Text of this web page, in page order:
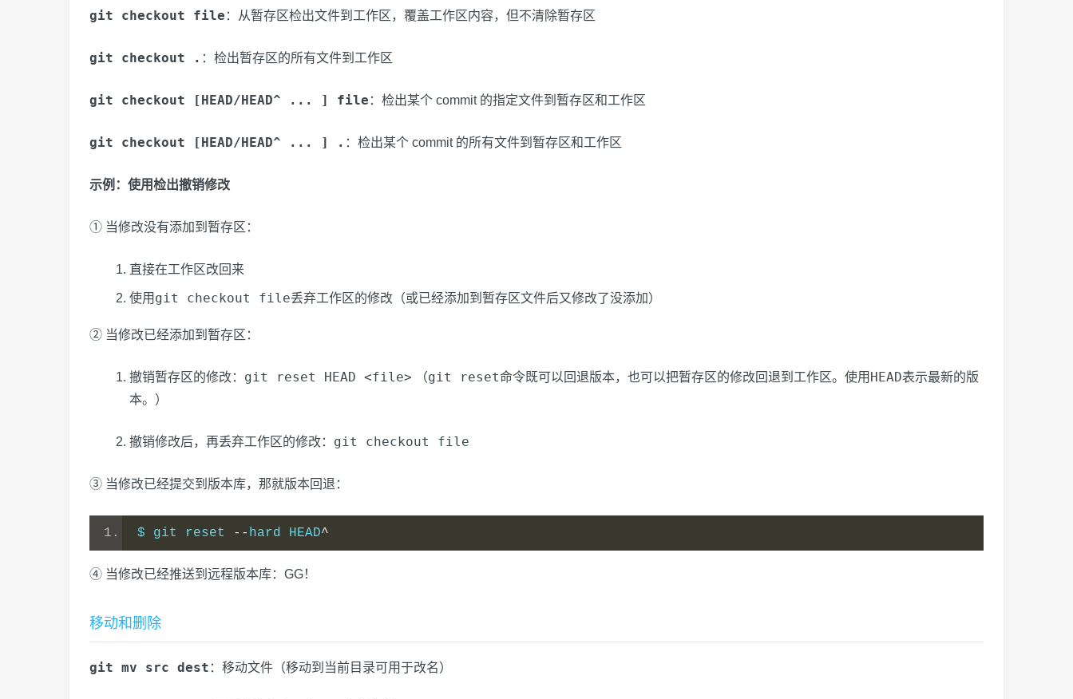
git checkout file ：从暂存区检出文件到工作区，覆盖工作区内容，但不清除暂存区
git checkout . ：检出暂存区的所有文件到工作区
git checkout [HEAD/HEAD^ ... ] file ：检出某个 commit 的指定文件到暂存区和工作区
git checkout [HEAD/HEAD^ ... ] . ：检出某个 commit 的所有文件到暂存区和工作区
示例：使用检出撤销修改
① 当修改没有添加到暂存区：
直接在工作区改回来
使用 git checkout file丢弃工作区的修改（或已经添加到暂存区文件后又修改了没添加）
② 当修改已经添加到暂存区：
撤销暂存区的修改： git reset HEAD <file> （git reset命令既可以回退版本，也可以把暂存区的修改回退到工作区。使用 HEAD表示最新的版
本。）
撤销修改后，再丢弃工作区的修改： git checkout file
③ 当修改已经提交到版本库，那就版本回退：
$ git reset -- hard HEAD^
④ 当修改已经推送到远程版本库：GG！
移动和删除
git mv src dest ：移动文件（移动到当前目录可用于改名）